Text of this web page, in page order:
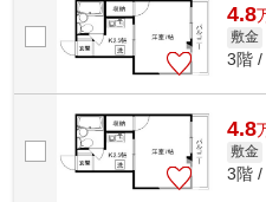
4.8
敷金
3階 /
4.8
敷金
3階 /